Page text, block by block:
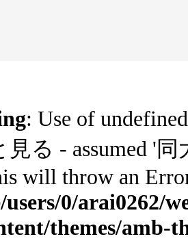
: Use of
見る - assumed '
will throw an
users/0/arai0262/
themes/amb-